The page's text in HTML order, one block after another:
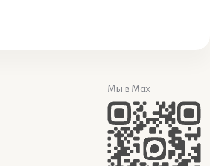
Мы в Max